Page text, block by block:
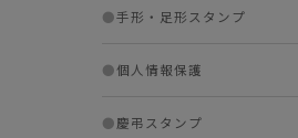
●手形・足形スタンプ
●個人情報保護
●慶弔スタンプ